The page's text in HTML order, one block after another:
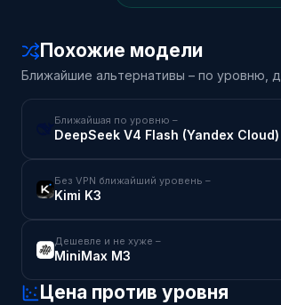
Похожие модели
Ближайшие альтернативы – по уровню,
Ближайшая по уровню –
DeepSeek V4 Flash (Yandex Cloud)
Без VPN ближайший уровень –
Kimi K3
Дешевле и не хуже –
MiniMax M3
Цена против уровня